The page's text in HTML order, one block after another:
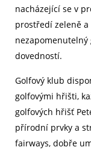
nacházející se v
prostředí zeleně
nezapomenutelný
dovedností.
Golfový klub
golfovými hřišti,
golfových hřišť
přírodní prvky a
fairways, dobře